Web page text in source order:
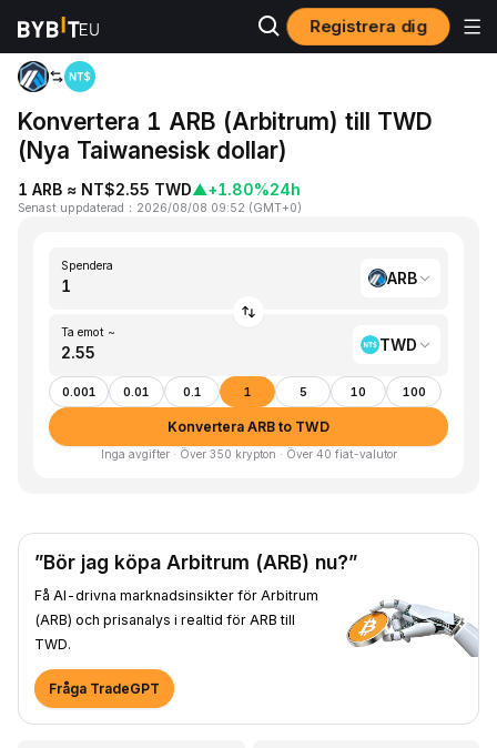
Registrera dig
Hem ARB to TWD
Konvertera 1 ARB (Arbitrum) till TWD
(Nya Taiwanesisk dollar)
1 ARB ≈ NT$2.55 TWD▲+1.80%24h
Senast uppdaterad ： 2026/08/08 09:52 (GMT+0)
Spendera
ARB
Ta emot ~
TWD
0.001 0.01 0.1 1 5 10 100
Konvertera ARB to TWD
Inga avgifter · Över 350 krypton · Över 40 fiat-valutor
”Bör jag köpa Arbitrum (ARB) nu?”
Få AI-drivna marknadsinsikter för Arbitrum
(ARB) och prisanalys i realtid för ARB till
TWD.
Fråga TradeGPT